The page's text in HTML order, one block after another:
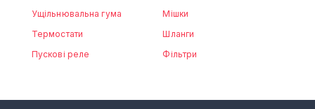
Ущільнювальна гума
Термостати
Пускові реле
Мішки
Шланги
Фільтри